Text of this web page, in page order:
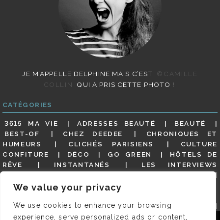
We value your privacy
We use cookies to enhance your browsing
experience, serve personalized ads or content,
JE M’APPELLE DELPHINE MAIS C’EST
©CAMILLE
COLLIN
QUI A PRIS CETTE PHOTO !
CATÉGORIES
3615 MA VIE ADRESSES BEAUTÉ
BEAUTÉ
BEST-OF
CHEZ DEEDEE
CHRONIQUES ET
HUMEURS
CLICHÉS PARISIENS
CULTURE
CONFITURE
DÉCO GO GREEN
HÔTELS DE
RÊVE
INSTANTANÉS
LES INTERVIEWS
MES ADRESSES
MODE NON CLASSÉ
GUIDE
PARIS EN PHOTOS
RESTAURANTS
REVUE DE PRESSE DÉTAILLÉE, SIOU PLAIT